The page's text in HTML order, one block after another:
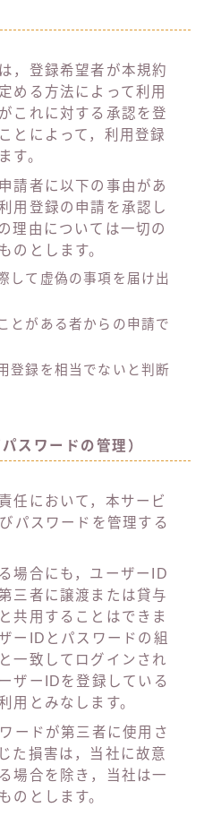
，登録希望者が本規約
める方法によって利用
これに対する承認を登
とによって，利用登録
す。
請者に以下の事由があ
用登録の申請を承認し
理由については一切の
のとします。
して虚偽の事項を届け出
とがある者からの申請で
登録を相当でないと判断
スワードの管理）
任において，本サービ
パスワードを管理する
場合にも，ユーザーID
三者に譲渡または貸与
共用することはできま
ーIDとパスワードの組
一致してログインされ
ザーIDを登録している
用とみなします。
ードが第三者に使用さ
た損害は，当社に故意
場合を除き，当社は一
のとします。